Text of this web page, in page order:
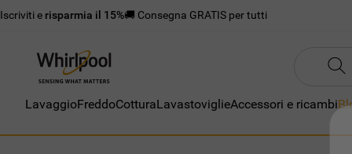
Iscriviti e risparmia il 15%🚚 Consegna GRATIS per tutti
LavaggioFreddoCotturaLavastoviglieAccessori e ricambi